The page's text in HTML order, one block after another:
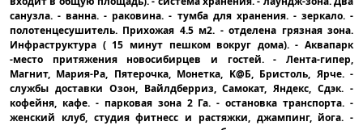
санузла. - ванна. - раковина. - тумба для хранения. - зеркало. -
полотенцесушитель. Прихожая 4.5 м2. - отделена грязная зона.
Инфраструктура ( 15 минут пешком вокруг дома). - Аквапарк
-место притяжения новосибирцев и гостей. - Лента-гипер,
Магнит, Мария-Ра, Пятерочка, Монетка, K@Б, Бристоль, Ярче. -
службы доставки Озон, Вайлдберриз, Самокат, Яндекс, Сдэк. -
кофейня, кафе. - парковая зона 2 Га. - остановка транспорта. -
женский клуб, студия фитнесс и растяжки, джампинг, йога. -